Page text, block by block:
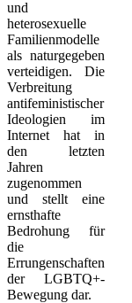
und
heterosexuelle
Familienmodelle
als naturgegeben
verteidigen. Die
Verbreitung
antifeministischer
Ideologien im
Internet hat in
den letzten
Jahren
zugenommen
und stellt eine
ernsthafte
Bedrohung für
die
Errungenschaften
der LGBTQ+-
Bewegung dar.